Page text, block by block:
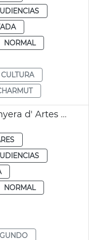
NORMAL
CULTURA
Convocatoria Premio Senyera d' Artes Visuals València
NORMAL